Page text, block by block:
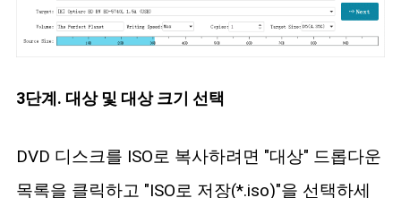
3단계. 대상 및 대상 크기 선택
DVD 디스크를 ISO로 복사하려면 "대상" 드롭다운
목록을 클릭하고 "ISO로 저장(*.iso)"을 선택하세